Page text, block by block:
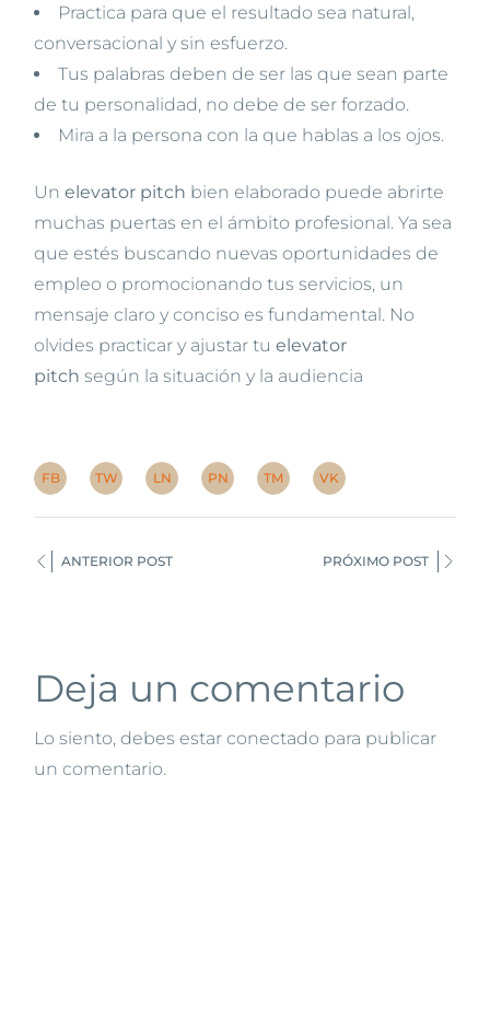
Practica para que el resultado sea natural,
conversacional y sin esfuerzo.
Tus palabras deben de ser las que sean parte
de tu personalidad, no debe de ser forzado.
Mira a la persona con la que hablas a los ojos.
Unelevator pitch bien elaborado puede abrirte
muchas puertas en el ámbito profesional. Ya sea
que estés buscando nuevas oportunidades de
empleo o promocionando tus servicios, un
mensaje claro y conciso es fundamental. No
olvides practicar y ajustar tuelevator
pitch según la situación y la audiencia
FB TW LN PN TM VK
ANTERIOR POST PRÓXIMO POST
Deja un comentario
Lo siento, debes estarconectado para publicar
un comentario.